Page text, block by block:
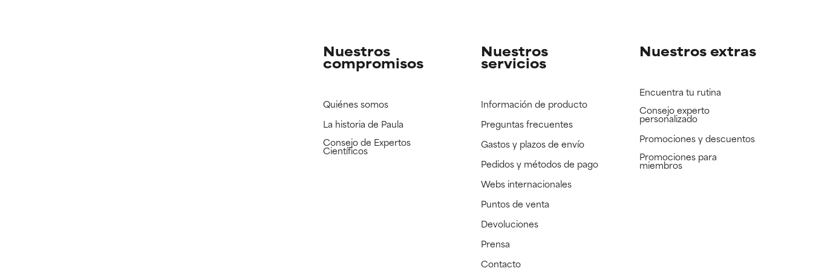
Nuestros
compromisos
Quiénes somos
La historia de Paula
Consejo de Expertos
Científicos
Nuestros
servicios
Información de producto
Preguntas frecuentes
Gastos y plazos de envío
Pedidos y métodos de pago
Webs internacionales
Puntos de venta
Devoluciones
Prensa
Contacto
Nuestros extras
Encuentra tu rutina
Consejo experto
personalizado
Promociones y descuentos​
Promociones para
miembros